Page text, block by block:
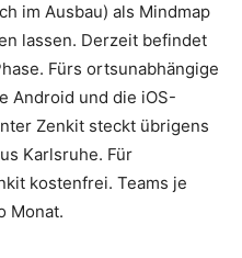
im Ausbau) als Mindmap
lassen. Derzeit befindet
Fürs ortsunabhängige
Android und die iOS-
Zenkit steckt übrigens
Karlsruhe. Für
kostenfrei. Teams je
Monat.